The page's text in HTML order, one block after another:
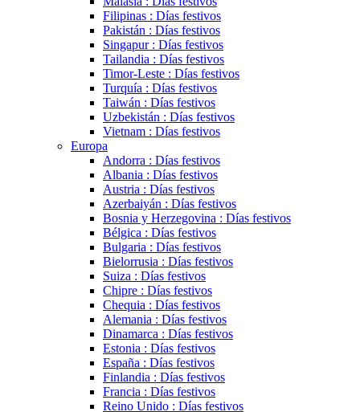
Filipinas : Días festivos
Pakistán : Días festivos
Singapur : Días festivos
Tailandia : Días festivos
Timor-Leste : Días festivos
Turquía : Días festivos
Taiwán : Días festivos
Uzbekistán : Días festivos
Vietnam : Días festivos
Europa
Andorra : Días festivos
Albania : Días festivos
Austria : Días festivos
Azerbaiyán : Días festivos
Bosnia y Herzegovina : Días festivos
Bélgica : Días festivos
Bulgaria : Días festivos
Bielorrusia : Días festivos
Suiza : Días festivos
Chipre : Días festivos
Chequia : Días festivos
Alemania : Días festivos
Dinamarca : Días festivos
Estonia : Días festivos
España : Días festivos
Finlandia : Días festivos
Francia : Días festivos
Reino Unido : Días festivos